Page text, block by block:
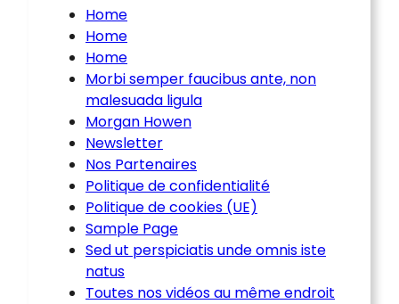
Home
Home
Home
Morbi semper faucibus ante, non
malesuada ligula
Morgan Howen
Newsletter
Nos Partenaires
Politique de confidentialité
Politique de cookies (UE)
Sample Page
Sed ut perspiciatis unde omnis iste
natus
Toutes nos vidéos au même endroit